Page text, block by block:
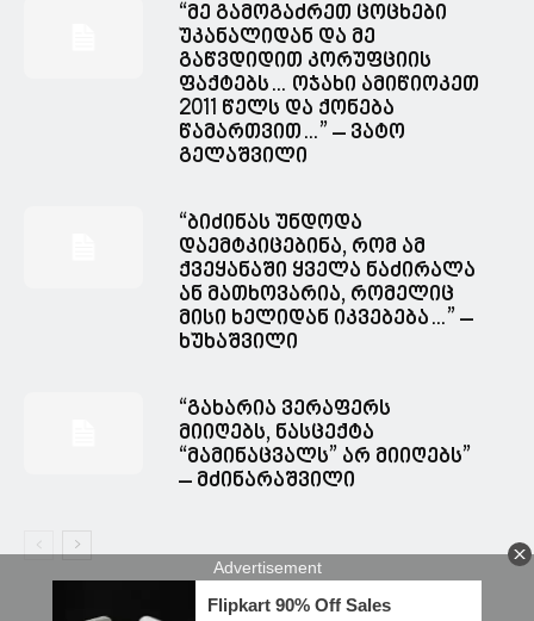
“მე გამოგაძრეთ ცოცხები
უკანალიდან და მე
გაწვდიდით კორუფციის
ფაქტებს… ოჯახი ამიწიოკეთ
2011 წელს და ქონება
წამართვით…” – ვატო
გელაშვილი
“ბიძინას უნდოდა
დაემტკიცებინა, რომ ამ
ქვეყანაში ყველა ნაძირალა
ან მათხოვარია, რომელიც
მისი ხელიდან იკვებება…” –
ხუხაშვილი
“გახარია ვერაფერს
მიიღებს, ნასცექტა
“მამინაცვალს” არ მიიღებს”
– მძინარაშვილი